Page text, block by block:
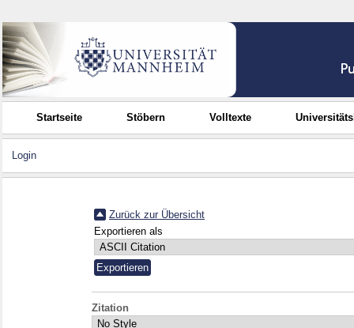
Startseite Stöbern Volltexte
Login
Zurück zur Übersicht
Exportieren als
Zitation